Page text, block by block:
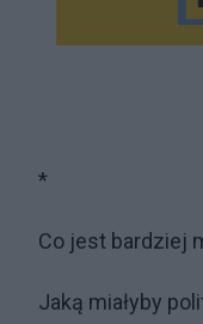
*
Co jest bardziej
Jaką miałyby